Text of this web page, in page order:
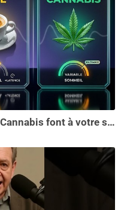
Ce que l'Alcool, le Café et le Cannabis font à votre sommeil vous choquera